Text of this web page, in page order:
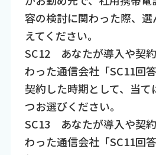
容の検討に関わった際、
えてください。
SC12 あなたが導入や契
わった通信会社「SC11回
契約した時期として、当て
つお選びください。
SC13 あなたが導入や契
わった通信会社「SC11回